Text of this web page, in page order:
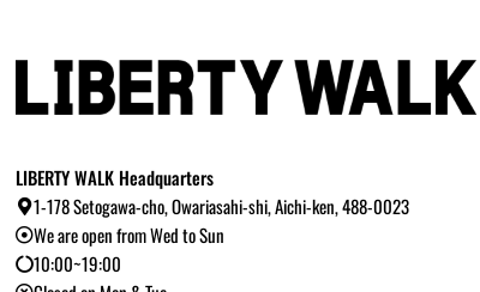
LIBERTY WALK Headquarters
1-178 Setogawa-cho, Owariasahi-shi, Aichi-ken, 488-0023
We are open from Wed to Sun
10:00~19:00